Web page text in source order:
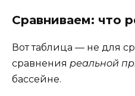
Сравниваем: что
Вот таблица — не для
сравнения реальной
бассейне.